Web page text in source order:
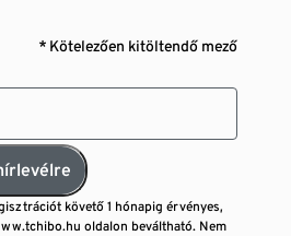
* Kötelezően kitöltendő mező
követő 1 hónapig érvényes,
oldalon beváltható. Nem